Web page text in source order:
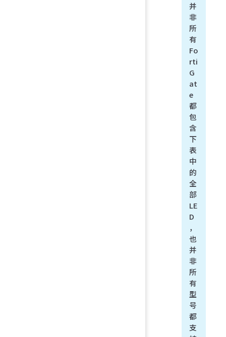
并
非
所
有
Fo
rti
G
at
e
都
包
含
下
表
中
的
全
部
LE
D
，
也
并
非
所
有
型
号
都
支